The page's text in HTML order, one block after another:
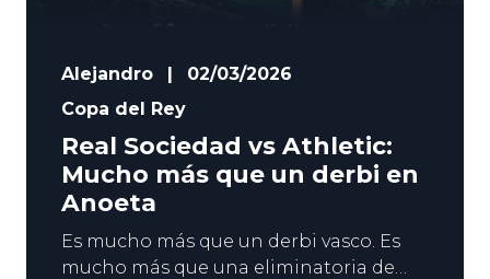
Alejandro |
02/03/2026
Copa del Rey
Real Sociedad vs Athletic:
Mucho más que un derbi en
Anoeta
Es mucho más que un derbi vasco. Es
mucho más que una eliminatoria de